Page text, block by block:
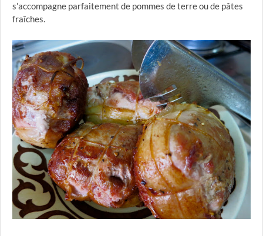
s’accompagne parfaitement de pommes de terre ou de pâtes
fraîches.